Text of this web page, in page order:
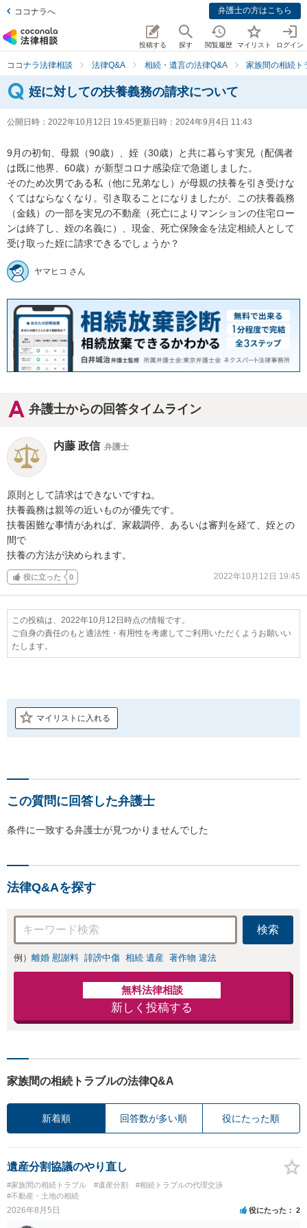
ココナラへ 弁護士の方はこちら
投稿する 探す 閲覧履歴 マイリスト ログイン
ココナラ法律相談 法律Q&A 相続・遺言の法律Q&A 家族間の相続ト
姪に対しての扶養義務の請求について
公開日時： 2022年10月12日 19:45更新日時： 2024年9月4日 11:43
9月の初旬、母親（90歳）、姪（30歳）と共に暮らす実兄（配偶者
は既に他界、60歳）が新型コロナ感染症で急逝しました。
そのため次男である私（他に兄弟なし）が母親の扶養を引き受けな
くてはならなくなり。引き取ることになりましたが、この扶養義務
（金銭）の一部を実兄の不動産（死亡によりマンションの住宅ロー
ンは終了し、姪の名義に）、現金、死亡保険金を法定相続人として
受け取った姪に請求できるでしょうか？
ヤマヒコ さん
弁護士からの回答タイムライン
内藤 政信 弁護士
原則として請求はできないですね。
扶養義務は親等の近いものが優先です。
扶養困難な事情があれば、家裁調停、あるいは審判を経て、姪との
間で
扶養の方法が決められます。
役に立った 0 2022年10月12日 19:45
この投稿は、2022年10月12日時点の情報です。
ご自身の責任のもと適法性・有用性を考慮してご利用いただくようお願いい
たします。
マイリストに入れる
この質問に回答した弁護士
条件に一致する弁護士が見つかりませんでした
法律Q&Aを探す
検索
例） 離婚 慰謝料 誹謗中傷 相続 遺産 著作物 違法
無料法律相談
新しく投稿する
家族間の相続トラブルの法律Q&A
新着順 回答数が多い順 役にたった順
遺産分割協議のやり直し
#家族間の相続トラブル #遺産分割
#相続トラブルの代理交渉
#不動産・土地の相続
2026年8月5日 役にたった 2